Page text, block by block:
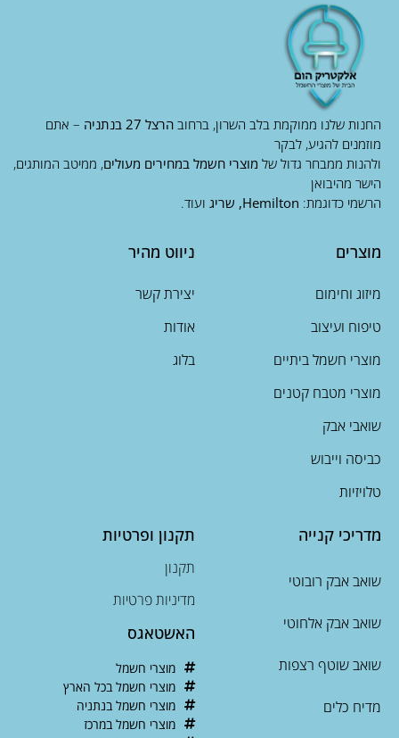
החנות שלנו ממוקמת בלב השרון, ברחוב הרצל 27 בנתניה
– אתם
מוזמנים להגיע, לבקר
ולהנות ממבחר גדול של מוצרי חשמל במחירים מעולים, ממיטב המותגים,
הישר מהיבואן
הרשמי כדוגמת: Hemilton, שריג ועוד.
מוצרים
מיזוג וחימום
טיפוח ועיצוב
מוצרי חשמל ביתיים
מוצרי מטבח קטנים
שואבי אבק
כביסה וייבוש
טלויזיות
ניווט מהיר
יצירת קשר
אודות
בלוג
מדריכי קנייה
שואב אבק רובוטי
שואב אבק אלחוטי
שואב שוטף רצפות
מדיח כלים
תקנון ופרטיות
תקנון
מדיניות פרטיות
האשטאגס
מוצרי חשמל
מוצרי חשמל בכל הארץ
מוצרי חשמל בנתניה
מוצרי חשמל במרכז